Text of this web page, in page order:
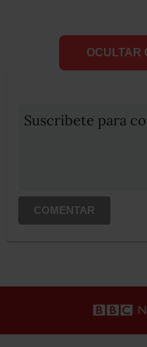
OCULTAR
Suscribete para
COMENTAR